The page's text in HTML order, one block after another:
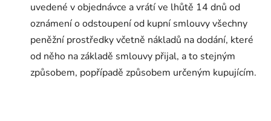
uvedené v objednávce a vrátí ve lhůtě 14 dnů od
oznámení o odstoupení od kupní smlouvy všechny
peněžní prostředky včetně nákladů na dodání, které
od něho na základě smlouvy přijal, a to stejným
způsobem, popřípadě způsobem určeným kupujícím.